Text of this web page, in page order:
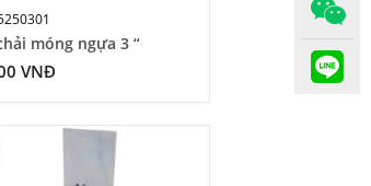
móng ngựa 3 “
VNĐ